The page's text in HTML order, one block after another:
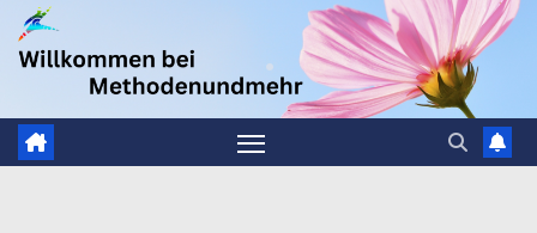
Zum
Inhalt
.